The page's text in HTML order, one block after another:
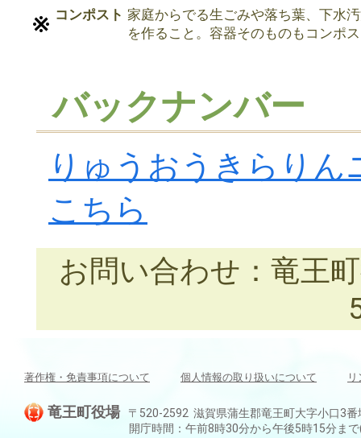
コンポスト 家庭からでる生ごみや落ち葉、下水
を作ること。容器そのものもコンポ
バックナンバー
りゅうおうきらり
こちら
お問い合わせ：竜王
著作権・免責事項について 個人情報の取り扱いについて
竜王町役場
〒520-2592 滋賀県蒲生郡竜王町大字小口3
開庁時間：午前8時30分から午後5時15分ま